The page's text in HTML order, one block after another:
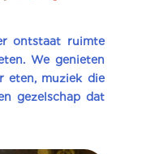
ontstaat ruimte
We genieten
eten, muziek die
gezelschap dat